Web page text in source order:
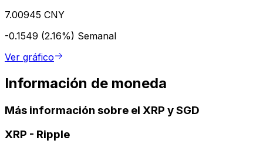
7.00945 CNY
-0.1549 (2.16%) Semanal
Ver gráfico
Información de moneda
Más información sobre el XRP y SGD
XRP - Ripple